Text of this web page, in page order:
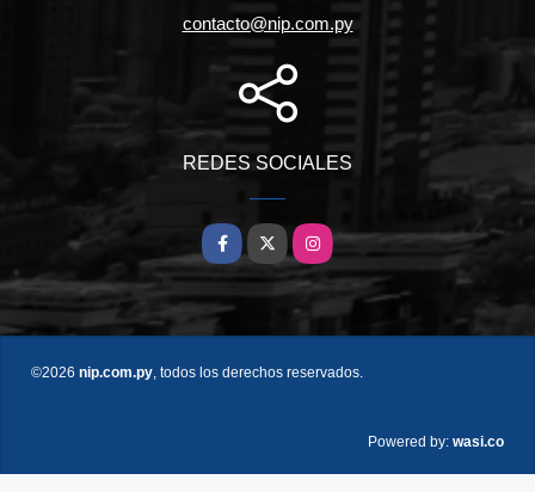
contacto@nip.com.py
REDES SOCIALES
Facebook
X Instagram
©2026 nip.com.py, todos los derechos reservados.
Powered by: wasi.co